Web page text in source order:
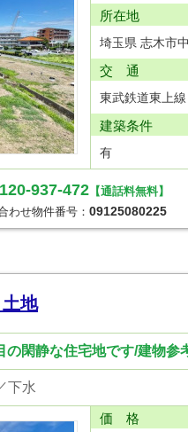
所在地
埼玉県 志木市
交 通
東武鉄道東上
建築条件
有
937-472 【通話料無料】
わせ物件番号：09125080225
地
閑静な住宅地です/建物
下水
価 格